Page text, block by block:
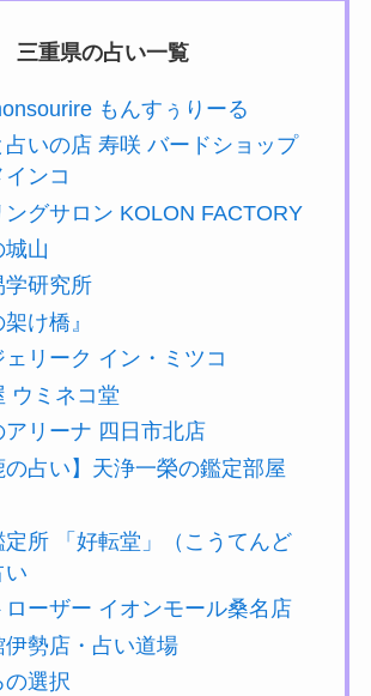
三重県の占い一覧
もんすぅりーる
占いの店 寿咲 バードショップ
ンコ
ングサロン KOLON FACTORY
城山
学研究所
架け橋』
ェリーク イン・ミツコ
ウミネコ堂
アリーナ 四日市北店
の占い】天浄一榮の鑑定部屋
定所 「好転堂」（こうてんど
い
ローザー イオンモール桑名店
伊勢店・占い道場
の選択